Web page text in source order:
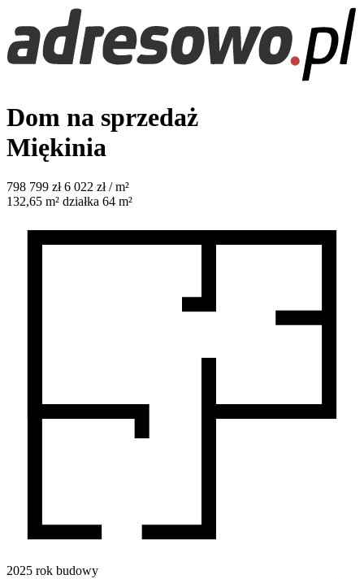
Dom na sprzedaż
Miękinia
798 799 zł 6 022 zł / m²
132,65 m² działka 64 m²
2025 rok budowy